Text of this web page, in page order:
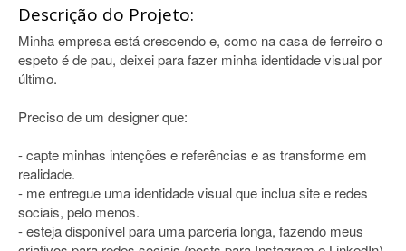
Descrição do Projeto:
Minha empresa está crescendo e, como na casa de ferreiro o
espeto é de pau, deixei para fazer minha identidade visual por
último.
Preciso de um designer que:
- capte minhas intenções e referências e as transforme em
realidade.
- me entregue uma identidade visual que inclua site e redes
sociais, pelo menos.
- esteja disponível para uma parceria longa, fazendo meus